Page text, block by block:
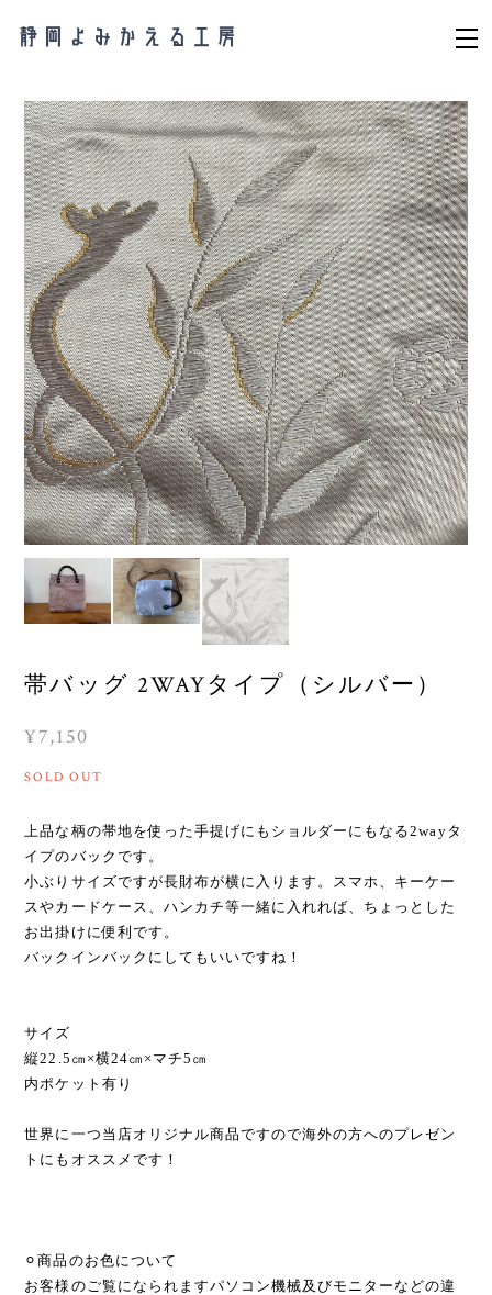
帯バッグ 2WAYタイプ（シルバー）
¥7,150
SOLD OUT
上品な柄の帯地を使った手提げにもショルダーにもなる2wayタ
イプのバックです。
小ぶりサイズですが長財布が横に入ります。スマホ、キーケー
スやカードケース、ハンカチ等一緒に入れれば、ちょっとした
お出掛けに便利です。
バックインバックにしてもいいですね！
サイズ
縦22.5㎝×横24㎝×マチ5㎝
内ポケット有り
世界に一つ当店オリジナル商品ですので海外の方へのプレゼン
トにもオススメです！
⚪︎商品のお色について
お客様のご覧になられますパソコン機械及びモニターなどの違